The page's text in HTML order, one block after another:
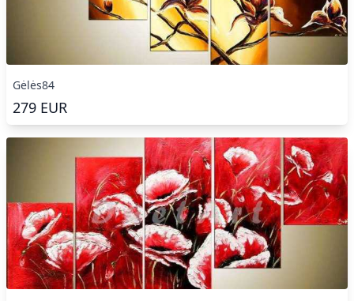
Gėlės84
279 EUR